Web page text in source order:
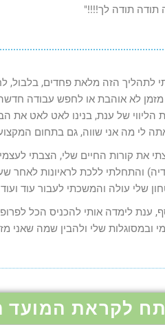
תודה תודה לך!!!!"
לתהליך הזה מלאת פחדים, בלבול,
לא אוהבת או לחפש עבודה
הליווי של ענת, בנינו לאט לאט
לי מה אני שווה, גם בתחום
את קורות החיים שלי, הצבתי
והתחלתי ללכת לראיונות לאחר
שלי עולה והמשכתי לעבור עוד
ענת לימדה אותי להכניס הכל
ובמסוגלות שלי ולהבין שמה שאני
לקראת המועד